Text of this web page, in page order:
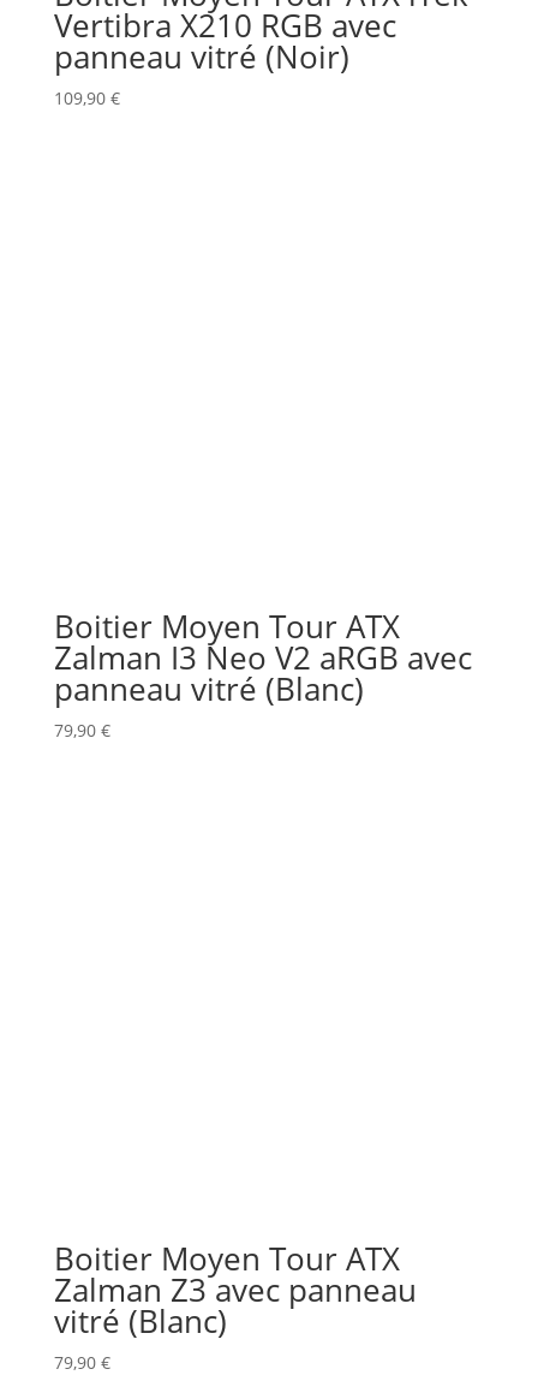
Vertibra X210 RGB avec
panneau vitré (Noir)
109,90 €
Boitier Moyen Tour ATX
Zalman I3 Neo V2 aRGB avec
panneau vitré (Blanc)
79,90 €
Boitier Moyen Tour ATX
Zalman Z3 avec panneau
vitré (Blanc)
79,90 €